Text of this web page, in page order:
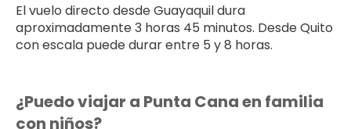
El vuelo directo desde Guayaquil dura
aproximadamente 3 horas 45 minutos. Desde Quito
con escala puede durar entre 5 y 8 horas.
¿Puedo viajar a Punta Cana en familia
con niños?